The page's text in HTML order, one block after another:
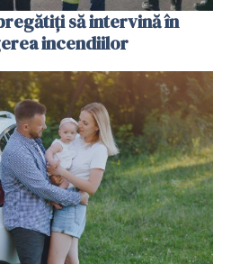
să intervină în
incendiilor